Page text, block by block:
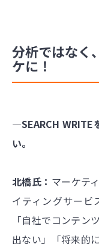
分析ではなく
ケに！
―SEARCH
い。
北橋氏： マーケテ
イティングサービ
「自社でコンテン
出ない」「将来的